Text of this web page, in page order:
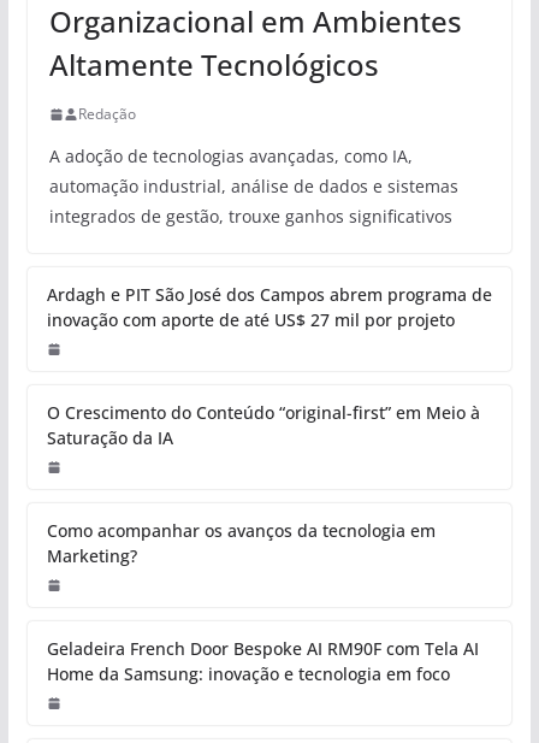
Organizacional em Ambientes
Altamente Tecnológicos
Redação
A adoção de tecnologias avançadas, como IA,
automação industrial, análise de dados e sistemas
integrados de gestão, trouxe ganhos significativos
Ardagh e PIT São José dos Campos abrem programa de
inovação com aporte de até US$ 27 mil por projeto
O Crescimento do Conteúdo “original-first” em Meio à
Saturação da IA
Como acompanhar os avanços da tecnologia em
Marketing?
Geladeira French Door Bespoke AI RM90F com Tela AI
Home da Samsung: inovação e tecnologia em foco